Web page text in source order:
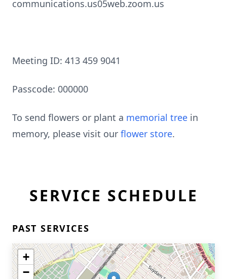
communications.us05web.zoom.us
Meeting ID: 413 459 9041
Passcode: 000000
To send flowers or plant a memorial tree in
memory, please visit our flower store.
SERVICE SCHEDULE
PAST SERVICES
+
−